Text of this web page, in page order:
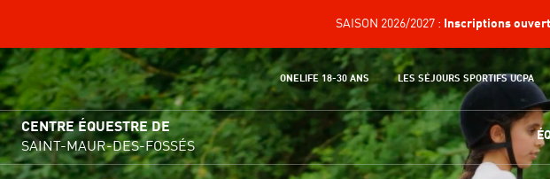
SAISON 2026/2027 : Inscriptions
ONELIFE 18-30 ANS LES SÉJOURS SPORTIFS UCPA
CENTRE ÉQUESTRE DE
SAINT-MAUR-DES-FOSSÉS